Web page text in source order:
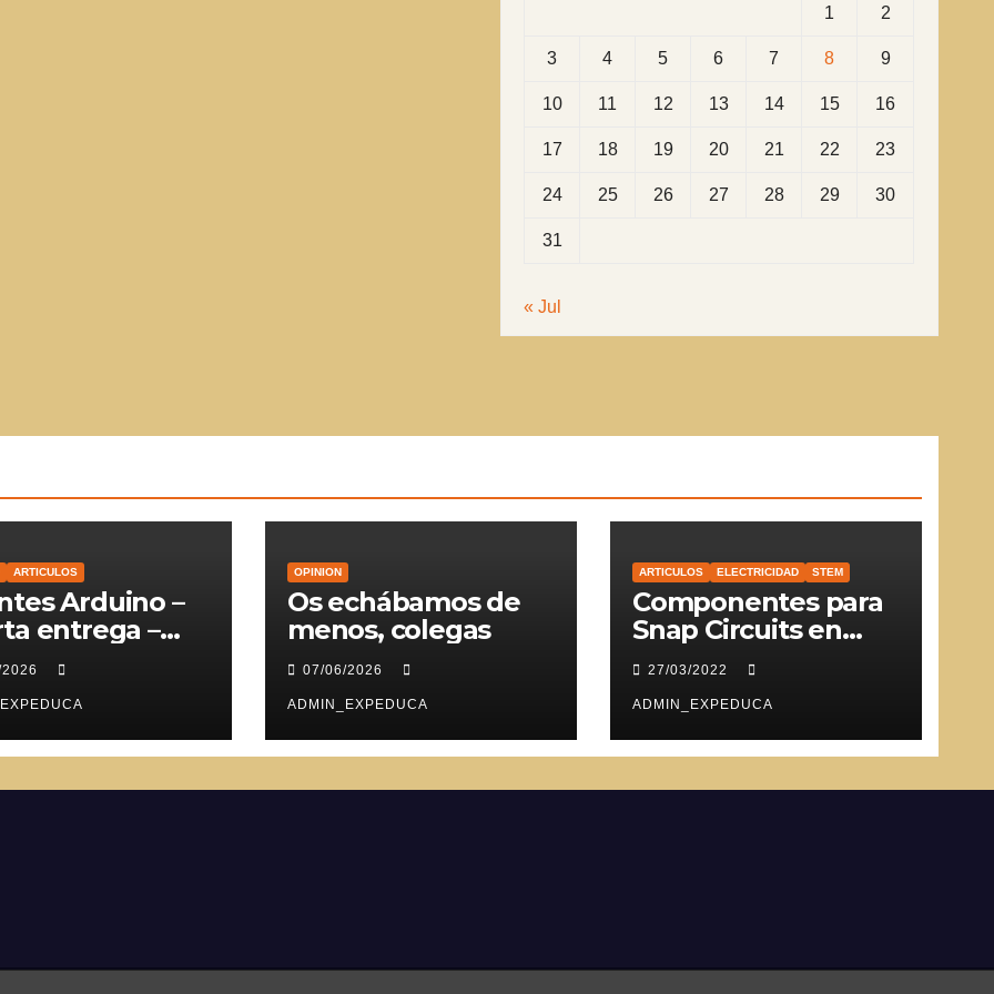
1 2
3 4 5 6 7 8 9
10 11 12 13 14 15 16
17 18 19 20 21 22 23
24 25 26 27 28 29 30
31
« Jul
ARTICULOS
Arduino –
entrega –
OPINION
Os echábamos de
menos, colegas
07/06/2026
ADMIN_EXPEDUCA
ARTICULOS ELECTRICIDAD STEM
Componentes para
Snap Circuits en
SVG
27/03/2022
ADMIN_EXPEDUCA